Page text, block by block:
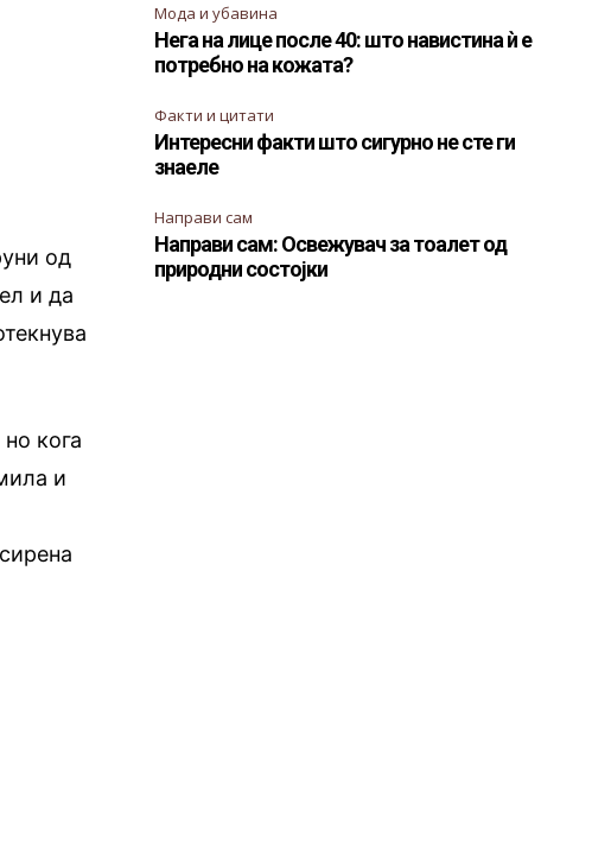
од
и да
кога
и
Мода и убавина
Нега на лице после 40: што навистина ѝ е
потребно на кожата?
Факти и цитати
Интересни факти што сигурно не сте ги
знаеле
Направи сам
Направи сам: Освежувач за тоалет од
природни состојки